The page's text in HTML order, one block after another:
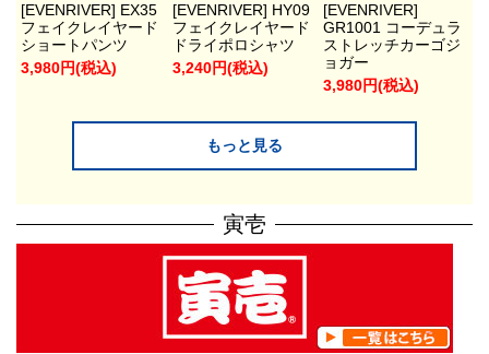
[EVENRIVER] EX35
フェイクレイヤード
ショートパンツ
3,980円(税込)
[EVENRIVER] HY09
フェイクレイヤード
ドライポロシャツ
3,240円(税込)
[EVENRIVER]
GR1001 コーデュラ
ストレッチカーゴジ
ョガー
3,980円(税込)
もっと見る
寅壱